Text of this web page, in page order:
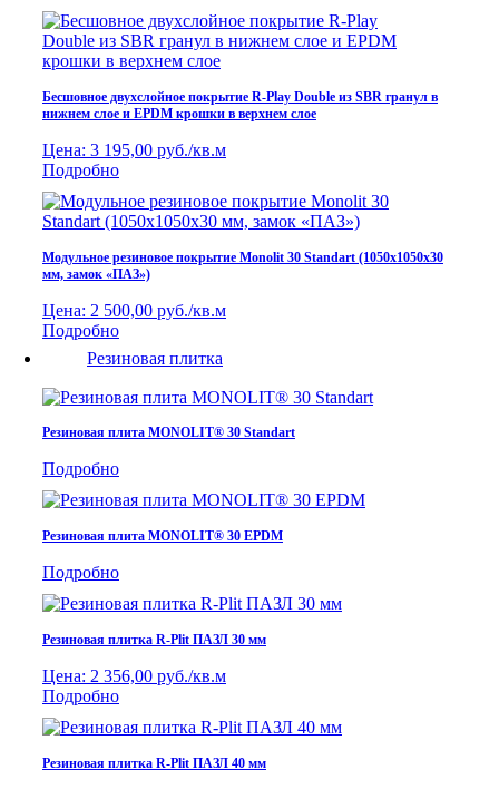
Бесшовное двухслойное покрытие R-Play Double из SBR гранул в
нижнем слое и EPDM крошки в верхнем слое
Цена: 3 195,00 руб./кв.м
Подробно
Модульное резиновое покрытие Monolit 30 Standart (1050х1050х30
мм, замок «ПАЗ»)
Цена: 2 500,00 руб./кв.м
Подробно
Резиновая плитка
Резиновая плита MONOLIT® 30 Standart
Подробно
Резиновая плита MONOLIT® 30 EPDM
Подробно
Резиновая плитка R-Plit ПАЗЛ 30 мм
Цена: 2 356,00 руб./кв.м
Подробно
Резиновая плитка R-Plit ПАЗЛ 40 мм